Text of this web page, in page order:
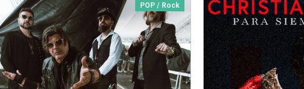
POP / Rock